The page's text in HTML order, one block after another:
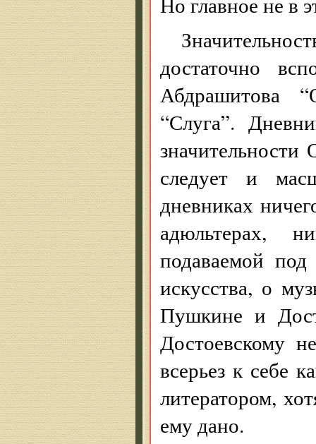
достаточно
Абдрашитова
“Слуга”.
значительности
следует и
дневниках
адюльтерах,
подаваемой
искусства, о
Пушкине и
Достоевскому
всерьез к себе
литератором,
ему дано.